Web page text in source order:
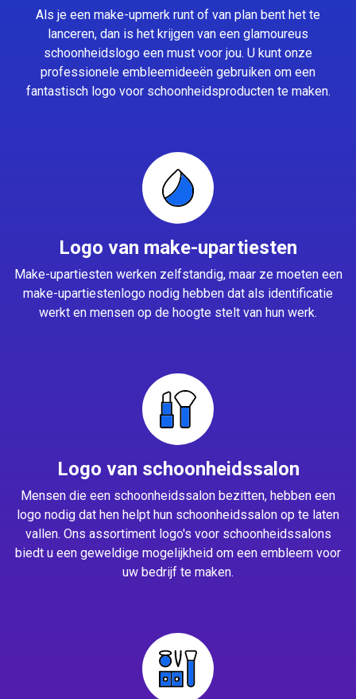
Als je een make-upmerk runt of van plan bent het te
lanceren, dan is het krijgen van een glamoureus
schoonheidslogo een must voor jou. U kunt onze
professionele embleemideeën gebruiken om een
fantastisch logo voor schoonheidsproducten te maken.
Logo van make-upartiesten
Make-upartiesten werken zelfstandig, maar ze moeten een
make-upartiestenlogo nodig hebben dat als identificatie
werkt en mensen op de hoogte stelt van hun werk.
Logo van schoonheidssalon
Mensen die een schoonheidssalon bezitten, hebben een
logo nodig dat hen helpt hun schoonheidssalon op te laten
vallen. Ons assortiment logo's voor schoonheidssalons
biedt u een geweldige mogelijkheid om een embleem voor
uw bedrijf te maken.